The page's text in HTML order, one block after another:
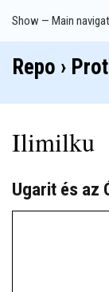
Main
navigation
Show — Main
Index
Publications
Theses
Images
Contributors
Repo ›
Ilimilku
Ugarit és az